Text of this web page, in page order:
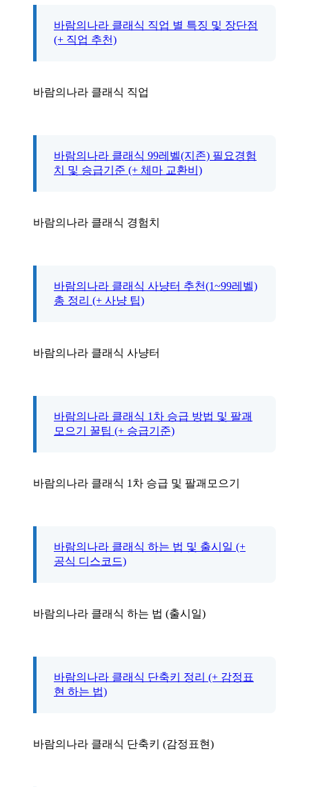
바람의나라 클래식 직업 별 특징 및 장단점
(+ 직업 추천)
바람의나라 클래식 직업
바람의나라 클래식 99레벨(지존) 필요경험
치 및 승급기준 (+ 체마 교환비)
바람의나라 클래식 경험치
바람의나라 클래식 사냥터 추천(1~99레벨)
총 정리 (+ 사냥 팁)
바람의나라 클래식 사냥터
바람의나라 클래식 1차 승급 방법 및 팔괘
모으기 꿀팁 (+ 승급기준)
바람의나라 클래식 1차 승급 및 팔괘모으기
바람의나라 클래식 하는 법 및 출시일 (+
공식 디스코드)
바람의나라 클래식 하는 법 (출시일)
바람의나라 클래식 단축키 정리 (+ 감정표
현 하는 법)
바람의나라 클래식 단축키 (감정표현)